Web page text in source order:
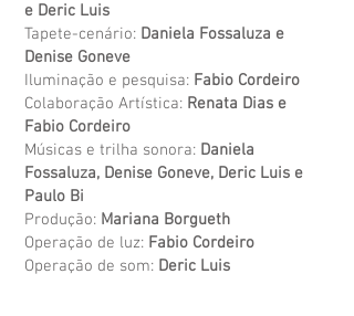
e Deric Luis
Tapete-cenário: Daniela Fossaluza e
Denise Goneve
Iluminação e pesquisa: Fabio Cordeiro
Colaboração Artística: Renata Dias e
Fabio Cordeiro
Músicas e trilha sonora: Daniela
Fossaluza, Denise Goneve, Deric Luis e
Paulo Bi
Produção: Mariana Borgueth
Operação de luz: Fabio Cordeiro
Operação de som: Deric Luis